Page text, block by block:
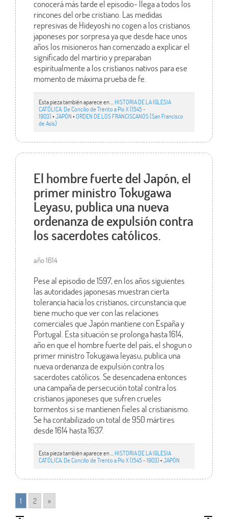
conocerá más tarde el episodio- llega a todos los
rincones del orbe cristiano. Las medidas
represivas de Hideyoshi no cogen a los cristianos
japoneses por sorpresa ya que desde hace unos
años los misioneros han comenzado a explicar el
significado del martirio y preparaban
espiritualmente a los cristianos nativos para ese
momento de máxima prueba de fe.
Esta pieza también aparece en ... HISTORIA DE LA IGLESIA
CATÓLICA. De Concilio de Trento a Pío X (1545 -
1903)•JAPÓN•ORDEN DE LOS FRANCISCANOS (San Francisco
de Asís)
El hombre fuerte del Japón, el
primer ministro Tokugawa
Leyasu, publica una nueva
ordenanza de expulsión contra
los sacerdotes católicos.
año 1614
Pese al episodio de 1597, en los años siguientes
las autoridades japonesas muestran cierta
tolerancia hacia los cristianos, circunstancia que
tiene mucho que ver con las relaciones
comerciales que Japón mantiene con España y
Portugal. Esta situación se prolonga hasta 1614,
año en que el hombre fuerte del país, el shogun o
primer ministro Tokugawa Ieyasu, publica una
nueva ordenanza de expulsión contra los
sacerdotes católicos. Se desencadena entonces
una campaña de persecución total contra los
cristianos japoneses que sufren crueles
tormentos si se mantienen fieles al cristianismo.
Se ha contabilizado un total de 950 mártires
desde 1614 hasta 1637.
Esta pieza también aparece en ... HISTORIA DE LA IGLESIA
CATÓLICA. De Concilio de Trento a Pío X (1545 - 1903)•JAPÓN
1 2 »